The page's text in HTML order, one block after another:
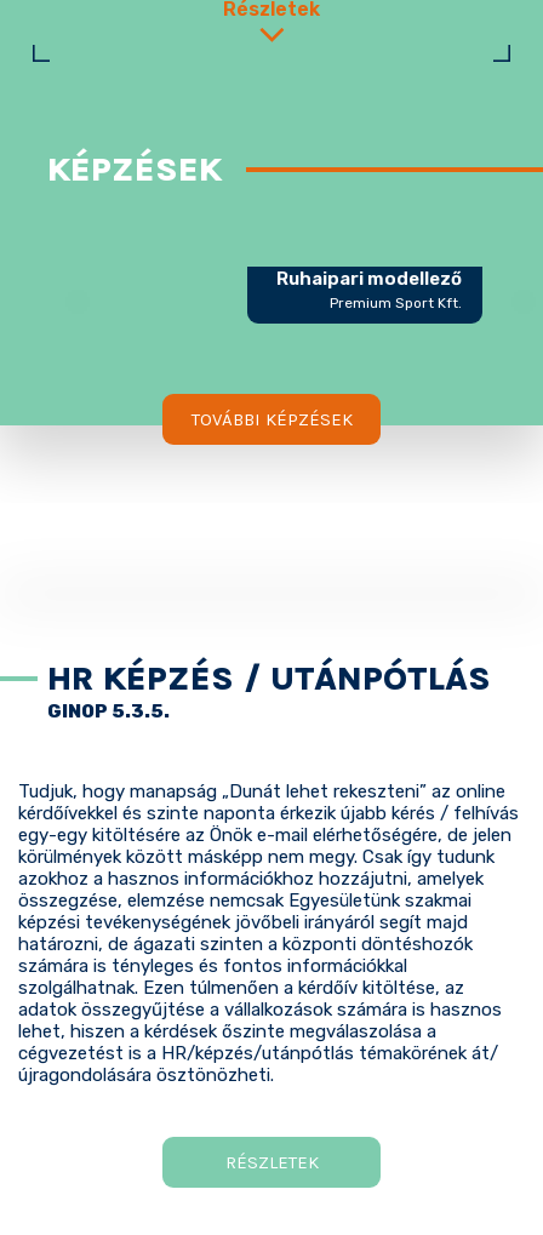
Részletek
KÉPZÉSEK
Ruhaipari modellező
Premium Sport Kft.
TOVÁBBI KÉPZÉSEK
HR KÉPZÉS / UTÁNPÓTLÁS
GINOP 5.3.5.
Tudjuk, hogy manapság „Dunát lehet rekeszteni” az online
kérdőívekkel és szinte naponta érkezik újabb kérés / felhívás
egy-egy kitöltésére az Önök e-mail elérhetőségére, de jelen
körülmények között másképp nem megy. Csak így tudunk
azokhoz a hasznos információkhoz hozzájutni, amelyek
összegzése, elemzése nemcsak Egyesületünk szakmai
képzési tevékenységének jövőbeli irányáról segít majd
határozni, de ágazati szinten a központi döntéshozók
számára is tényleges és fontos információkkal
szolgálhatnak. Ezen túlmenően a kérdőív kitöltése, az
adatok összegyűjtése a vállalkozások számára is hasznos
lehet, hiszen a kérdések őszinte megválaszolása a
cégvezetést is a HR/képzés/utánpótlás témakörének át/
újragondolására ösztönözheti.
RÉSZLETEK